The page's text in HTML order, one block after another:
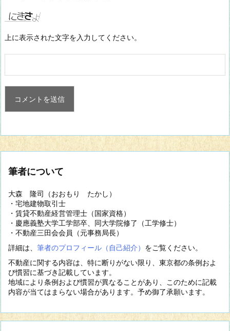
上に表示された文字を入力してください。
筆者について
大森 隆司（おおもり たかし）
・宅地建物取引士
・賃貸不動産経営管理士（国家資格）
・慶應義塾大学工学部卒、同大学院修了（工学修士）
・不動産三田会会員（元事務局長）
詳細は、 筆者のプロフィール（自己紹介） をご覧ください。
不動産に関する内容は、特に断りがない限り、東京都の条例およ
び慣習に基づき記載しています。
地域により条例および慣習が異なることがあり、このために記載
内容が当てはまらない場合があります。予め御了承願います。